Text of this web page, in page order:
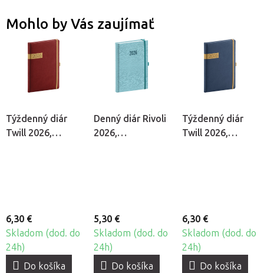
Mohlo by Vás zaujímať
Týždenný diár
Twill 2026,
6,30 €
Skladom (dod. do
24h)
Do košíka
Denný diár Rivoli
2026,
5,30 €
Skladom (dod. do
24h)
Do košíka
Týždenný diár
Twill 2026,
6,30 €
Skladom (dod. do
24h)
Do košíka